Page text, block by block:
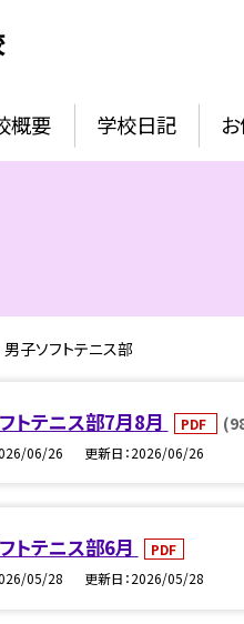
概要 学校日記
男子ソフトテニス部
トテニス部7月8月 PDF
06/26 更新日 2026/06/26
トテニス部6月
PDF
05/28 更新日 2026/05/28